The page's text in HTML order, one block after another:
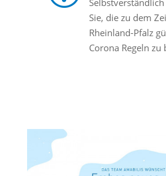
Sie, die zu dem
Rheinland-Pfalz
Corona Regeln zu